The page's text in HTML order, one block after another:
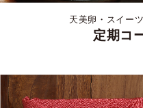
天美卵・スイー
定期コ